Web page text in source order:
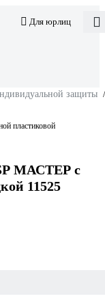
Для юрлиц
защиты /
пластиковой
МАСТЕР с
11525